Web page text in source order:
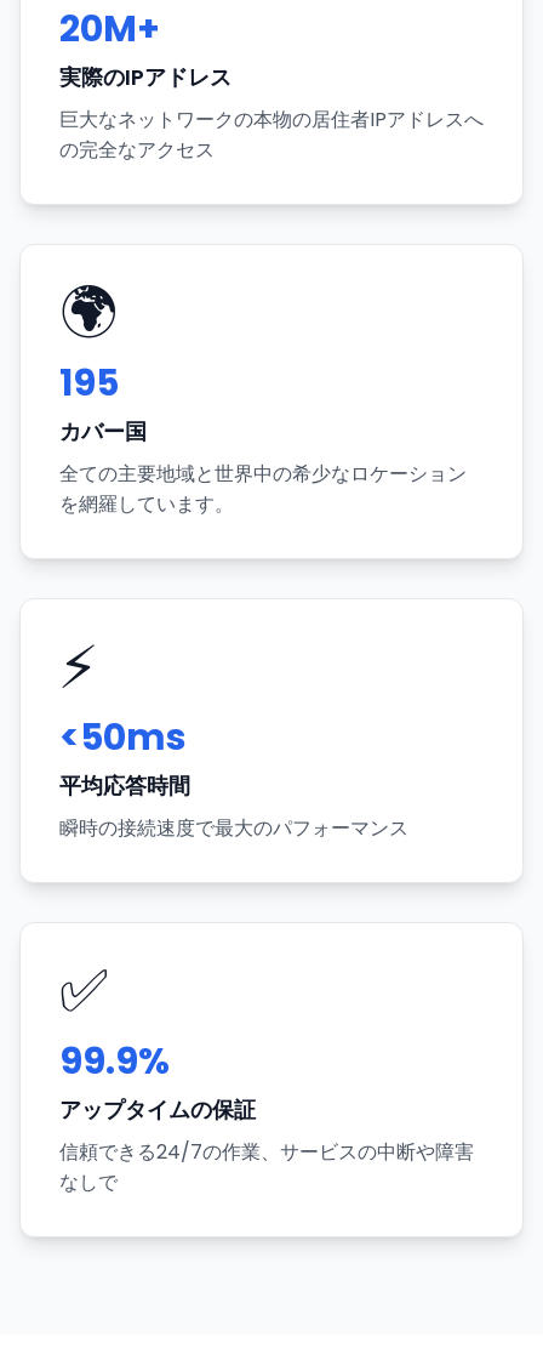
20M+
実際のIPアドレス
巨大なネットワークの本物の居住者IPアドレスへ
の完全なアクセス
🌍
195
カバー国
全ての主要地域と世界中の希少なロケーション
を網羅しています。
⚡
<50ms
平均応答時間
瞬時の接続速度で最大のパフォーマンス
✅
99.9%
アップタイムの保証
信頼できる24/7の作業、サービスの中断や障害
なしで